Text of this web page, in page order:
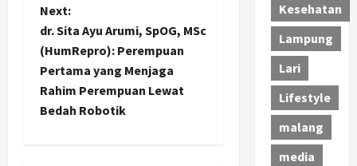
t
n
a
v
Next:
dr. Sita Ayu Arumi, SpOG, MSc
(HumRepro): Perempuan
Pertama yang Menjaga
Rahim Perempuan Lewat
Bedah Robotik
Kesehatan
Lampung
Lari
Lifestyle
malang
media